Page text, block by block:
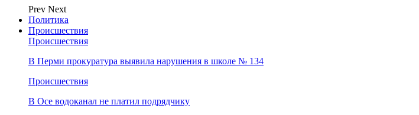
Prev Next
Политика
Происшествия
Происшествия
В Перми прокуратура выявила нарушения в школе № 134
Происшествия
В Осе водоканал не платил подрядчику